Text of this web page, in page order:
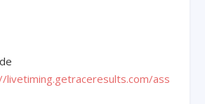
livetiming.getraceresults.com/ass